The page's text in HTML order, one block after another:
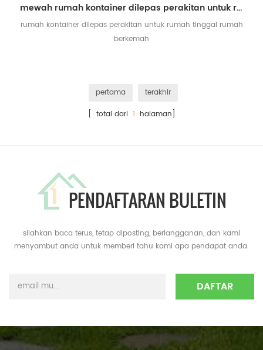
mewah rumah kontainer dilepas perakitan untuk rumah tinggal rumah berkemah
rumah kontainer dilepas perakitan untuk rumah tinggal rumah
berkemah
pertama
terakhir
[ total dari 1 halaman]
PENDAFTARAN BULETIN
silahkan baca terus, tetap diposting, berlangganan, dan kami
menyambut anda untuk memberi tahu kami apa pendapat anda.